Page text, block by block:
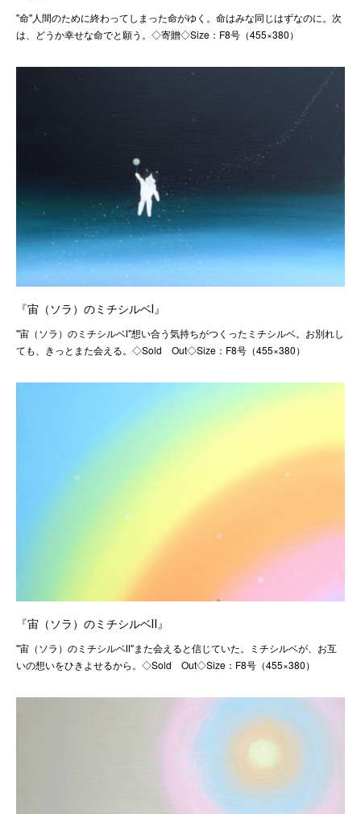
"命"人間のために終わってしまった命がゆく。命はみな同じはずなのに。次
は、どうか幸せな命でと願う。◇寄贈◇Size：F8号（455×380）
『宙（ソラ）のミチシルベⅠ』
"宙（ソラ）のミチシルベⅠ"想い合う気持ちがつくったミチシルベ。お別れし
ても、きっとまた会える。◇Sold Out◇Size：F8号（455×380）
『宙（ソラ）のミチシルベⅡ』
"宙（ソラ）のミチシルベⅡ"また会えると信じていた。ミチシルベが、お互
いの想いをひきよせるから。◇Sold Out◇Size：F8号（455×380）